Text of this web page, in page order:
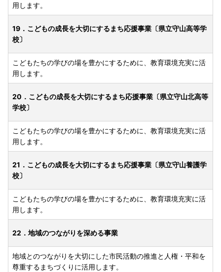
用します。
19．こどもの成長を大切にするまち応援事業〔県立守山高等学
校〕
こどもたちの学びの場を豊かにするために、教育環境充実に活
用します。
20．こどもの成長を大切にするまち応援事業〔県立守山北高等
学校〕
こどもたちの学びの場を豊かにするために、教育環境充実に活
用します。
21．こどもの成長を大切にするまち応援事業〔県立守山養護学
校〕
こどもたちの学びの場を豊かにするために、教育環境充実に活
用します。
22．地域のつながりを深める事業
地域とのつながりを大切にした市民活動の推進と人権・平和を
尊重するまちづくりに活用します。